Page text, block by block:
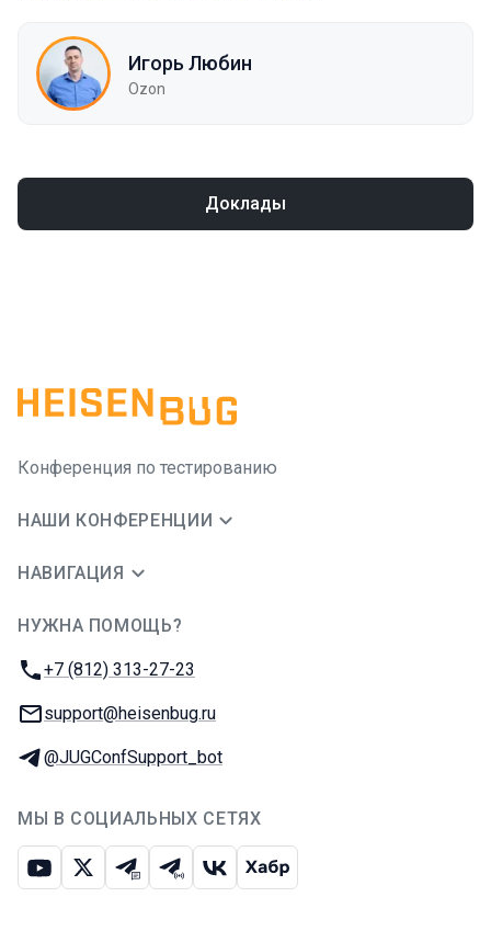
Игорь Любин
Ozon
Доклады
Конференция по тестированию
НАШИ КОНФЕРЕНЦИИ
НАВИГАЦИЯ
НУЖНА ПОМОЩЬ?
Телефон:
+7 (812) 313-27-23
E-mail:
support@heisenbug.ru
Телеграм:
@JUGConfSupport_bot
МЫ В СОЦИАЛЬНЫХ СЕТЯХ
ЮтубИкс Телеграм-чат
Телеграм-канал
ВКонтакте
Хабр